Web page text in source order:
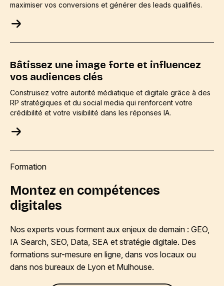
maximiser vos conversions et générer des leads qualifiés.
Bâtissez une image forte et influencez
vos audiences clés
Construisez votre autorité médiatique et digitale grâce à des
RP stratégiques et du social media qui renforcent votre
crédibilité et votre visibilité dans les réponses IA.
Formation
Montez en compétences
digitales
Nos experts vous forment aux enjeux de demain : GEO,
IA Search, SEO, Data, SEA et stratégie digitale. Des
formations sur-mesure en ligne, dans vos locaux ou
dans nos bureaux de Lyon et Mulhouse.